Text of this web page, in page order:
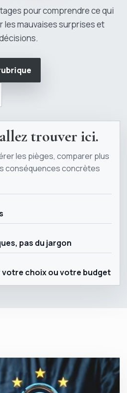
pour comprendre ce qui
les mauvaises surprises et
trouver ici.
les pièges, comparer plus
conséquences concrètes
pas du jargon
votre choix ou votre budget